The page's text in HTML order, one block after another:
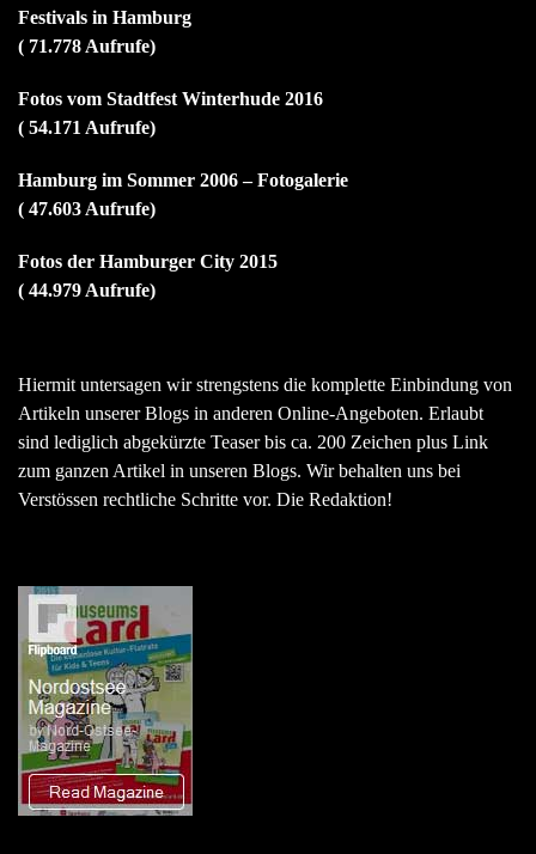
Festivals in Hamburg
( 71.778 Aufrufe)
Fotos vom Stadtfest Winterhude 2016
( 54.171 Aufrufe)
Hamburg im Sommer 2006 – Fotogalerie
( 47.603 Aufrufe)
Fotos der Hamburger City 2015
( 44.979 Aufrufe)
Hiermit untersagen wir strengstens die komplette Einbindung von
Artikeln unserer Blogs in anderen Online-Angeboten. Erlaubt
sind lediglich abgekürzte Teaser bis ca. 200 Zeichen plus Link
zum ganzen Artikel in unseren Blogs. Wir behalten uns bei
Verstössen rechtliche Schritte vor. Die Redaktion!